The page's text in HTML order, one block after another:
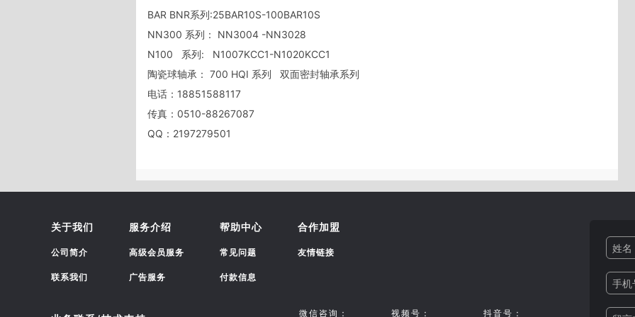
BAR BNR系列:25BAR10S-100BAR10S
NN300 系列： NN3004 -NN3028
N100   系列:   N1007KCC1-N1020KCC1
陶瓷球轴承： 700 HQI 系列   双面密封轴承系列
电话：18851588117
传真：0510-88267087
QQ：2197279501
关于我们
公司简介
联系我们
服务介绍
高级会员服务
广告服务
帮助中心
常见问题
付款信息
合作加盟
友情链接
微信咨询： 视频号： 抖音号：
姓名
手机